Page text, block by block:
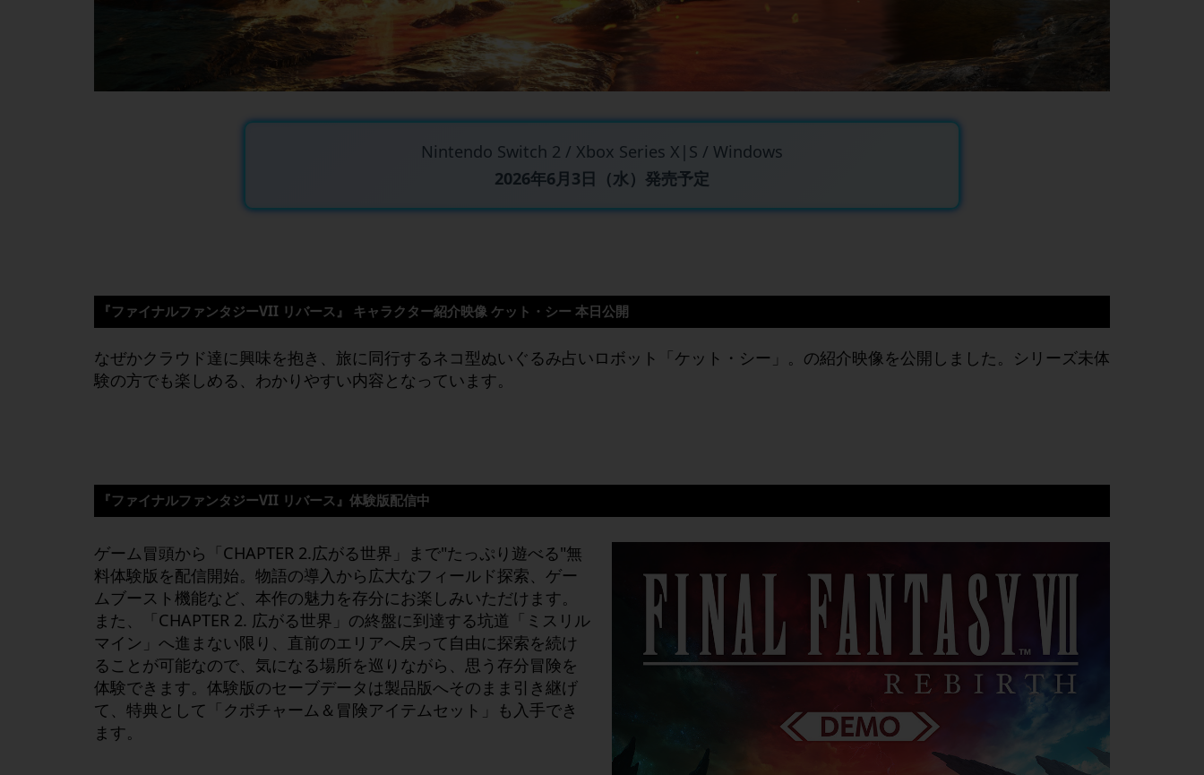
Nintendo Switch 2 / Xbox Series X|S / Windows
2026年6月3日（水）発売予定
『ファイナルファンタジーVII リバース』 キャラクター紹介映像ケット・シー 本日公開
なぜかクラウド達に興味を抱き、旅に同行するネコ型ぬいぐるみ占いロボット「ケット・シー」。の紹介映像を公開しました。シリーズ未体
験の方でも楽しめる、わかりやすい内容となっています。
『ファイナルファンタジーVII リバース』 体験版配信中
ゲーム冒頭から「CHAPTER 2.広がる世界」まで"たっぷり遊べる"無
料体験版を配信開始。物語の導入から広大なフィールド探索、ゲー
ムブースト機能など、本作の魅力を存分にお楽しみいただけます。
また、「CHAPTER 2. 広がる世界」の終盤に到達する坑道「ミスリル
マイン」へ進まない限り、直前のエリアへ戻って自由に探索を続け
ることが可能なので、気になる場所を巡りながら、思う存分冒険を
体験できます。体験版のセーブデータは製品版へそのまま引き継げ
て、特典として「クポチャーム＆冒険アイテムセット」も入手でき
ます。